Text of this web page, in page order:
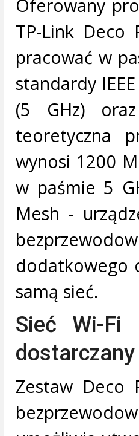
Oferowany
TP-Link
pracować w
standardy
(5 GHz)
teoretyczna
wynosi 1200
w paśmie 5
Mesh -
dodatkowego
samą sieć.
Sieć Wi-Fi
Zestaw Deco